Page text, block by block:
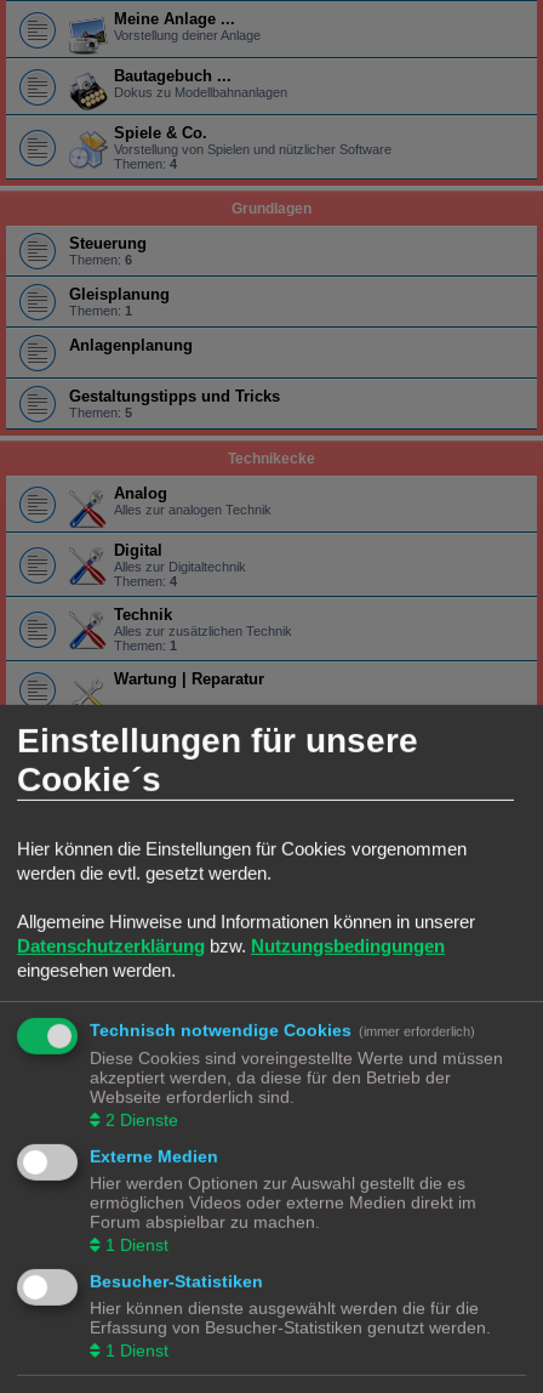
Meine Anlage ...
Vorstellung deiner Anlage
Bautagebuch ...
Dokus zu Modellbahnanlagen
Spiele & Co.
Vorstellung von Spielen und nützlicher Software
Themen: 4
Grundlagen
Steuerung
Themen: 6
Gleisplanung
Themen: 1
Anlagenplanung
Gestaltungstipps und Tricks
Themen: 5
Technikecke
Analog
Alles zur analogen Technik
Digital
Alles zur Digitaltechnik
Themen: 4
Technik
Alles zur zusätzlichen Technik
Themen: 1
Wartung | Reparatur
Umbauten | Eigenbauten
Themen: 7
Stadt, Land, Fluss
Straßenverkehr
Alles was auf und an die Straße gehört
Alles was in die Stadt gehört
Themen:1
Industrie|Gewerbe
Alles was zur Eisenbahn und Industrie|Gewerbe gehört
HO Ecke
Lokomotiven | Züge
Alles rund um die Lokomotive
Themen:4
Wagons
Alles rund um die Wagons
Gleise
Alles rund um das Gleis
Lokomotiven | Züge
Alles rund um die Lokomotive
Wagons
Alles rund um die Wagons
Gleise
Einstellungen für unsere
Cookie´s
Hier können die Einstellungen für Cookies vorgenommen
werden die evtl. gesetzt werden.
Allgemeine Hinweise und Informationen können in unserer
Datenschutzerklärung bzw. Nutzungsbedingungen
eingesehen werden.
Technisch notwendige Cookies (immer erforderlich)
Diese Cookies sind voreingestellte Werte und müssen
akzeptiert werden, da diese für den Betrieb der
Webseite erforderlich sind.
2 Dienste
Externe Medien
Hier werden Optionen zur Auswahl gestellt die es
ermöglichen Videos oder externe Medien direkt im
Forum abspielbar zu machen.
1 Dienst
Besucher-Statistiken
Hier können dienste ausgewählt werden die für die
Erfassung von Besucher-Statistiken genutzt werden.
1 Dienst